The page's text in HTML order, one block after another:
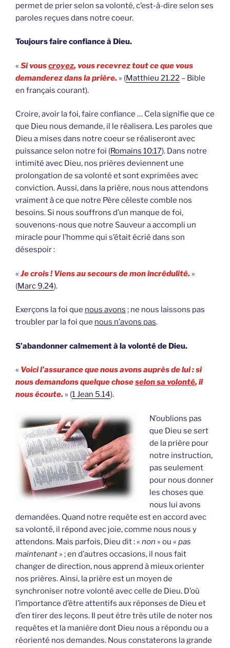
permet de prier selon sa volonté, c’est-à-dire selon ses
paroles reçues dans notre coeur.
Toujours faire confiance à Dieu.
« Si vouscroyez, vous recevrez tout ce que vous
demanderez dans la prière. » (Matthieu 21.22 – Bible
en français courant).
Croire, avoir la foi, faire confiance … Cela signifie que ce
que Dieu nous demande, il le réalisera. Les paroles que
Dieu a mises dans notre coeur se réaliseront avec
puissance selon notre foi (Romains 10:17). Dans notre
intimité avec Dieu, nos prières deviennent une
prolongation de sa volonté et sont exprimées avec
conviction. Aussi, dans la prière, nous nous attendons
vraiment à ce que notre Père céleste comble nos
besoins. Si nous souffrons d’un manque de foi,
souvenons-nous que notre Sauveur a accompli un
miracle pour l’homme qui s’était écrié dans son
désespoir :
« Je crois ! Viens au secours de mon incrédulité. »
(Marc 9.24).
Exerçons la foi que nous avons ; ne nous laissons pas
troubler par la foi que nous n’avons pas.
S’abandonner calmement à la volonté de Dieu.
« Voici l’assurance que nous avons auprès de lui : si
nous demandons quelque choseselon sa volonté, il
nous écoute. » (1 Jean 5.14).
N’oublions pas
que Dieu se sert
de la prière pour
notre instruction,
pas seulement
pour nous donner
les choses que
nous lui avons
demandées. Quand notre requête est en accord avec
sa volonté, il répond avec joie, comme nous nous y
attendons. Mais parfois, Dieu dit : « non » ou « pas
maintenant » ; en d’autres occasions, il nous fait
changer de direction, nous apprend à mieux orienter
nos prières. Ainsi, la prière est un moyen de
synchroniser notre volonté avec celle de Dieu. D’où
l’importance d’être attentifs aux réponses de Dieu et
d’en tirer des leçons. Il peut être très utile de noter nos
requêtes et la manière dont Dieu nous a répondu ou a
réorienté nos demandes. Nous constaterons la grande